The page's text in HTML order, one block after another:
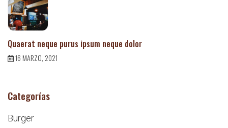
Quaerat neque purus ipsum neque dolor
16 MARZO, 2021
Categorías
Burger